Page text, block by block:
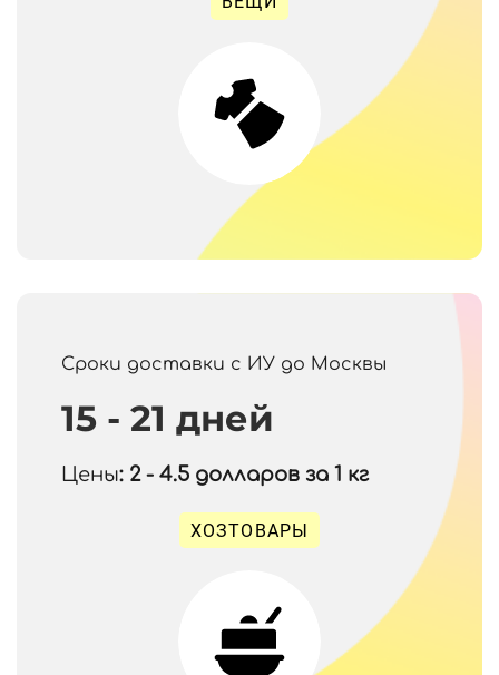
Сроки доставки с ИУ до Москвы
15 - 21 дней
Цены: 2 - 4.5 долларов за 1 кг
ХОЗТОВАРЫ